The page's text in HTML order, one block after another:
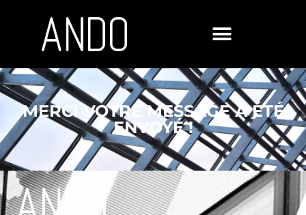
MERCI VOTRE MESSAGE À ÉTÉ
ENVOYÉ !